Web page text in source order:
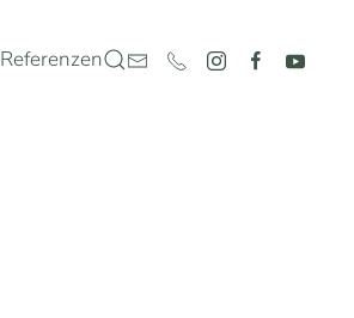
Referenzen